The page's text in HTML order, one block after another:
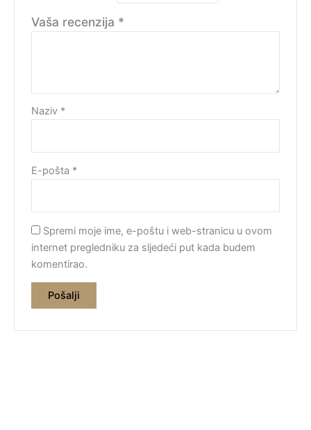
Vaša recenzija *
Naziv *
E-pošta *
Spremi moje ime, e-poštu i web-stranicu u ovom
internet pregledniku za sljedeći put kada budem
komentirao.